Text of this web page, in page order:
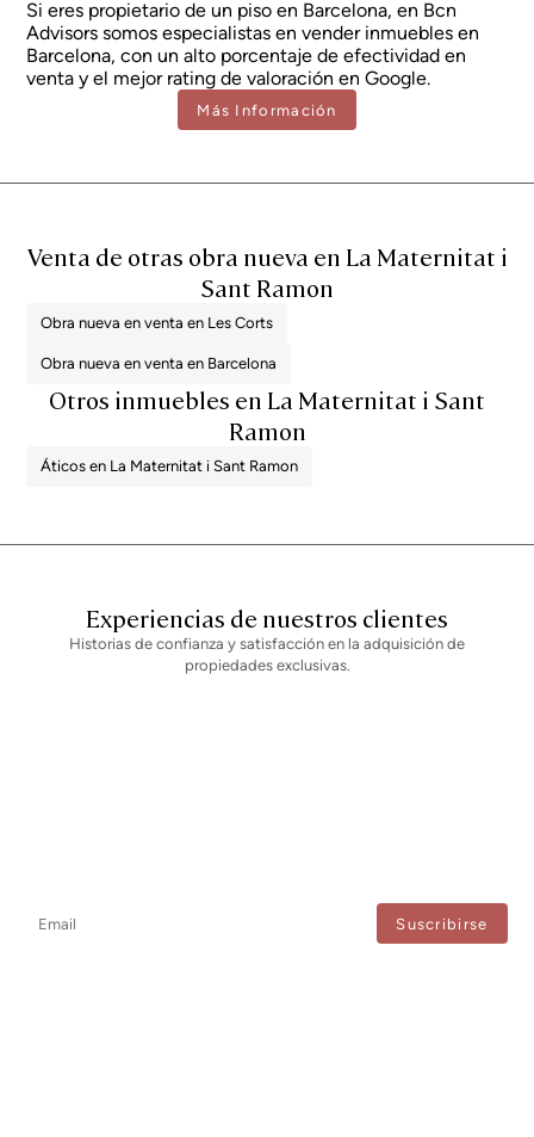
Si eres propietario de un piso en Barcelona, en Bcn
Advisors somos especialistas en vender inmuebles en
Barcelona, con un alto porcentaje de efectividad en
venta y el mejor rating de valoración en Google.
Más Información
Venta de otras obra nueva en La Maternitat i
Sant Ramon
Obra nueva en venta en Les Corts
Obra nueva en venta en Barcelona
Otros inmuebles en La Maternitat i Sant
Ramon
Áticos en La Maternitat i Sant Ramon
Experiencias de nuestros clientes
Historias de confianza y satisfacción en la adquisición de
propiedades exclusivas.